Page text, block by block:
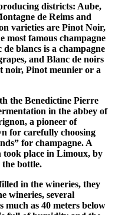
districts: Aube,
de Reims and
varieties are Pinot Noir,
famous champagne
blancs is a champagne
and Blanc de noirs
noir, Pinot meunier or a
the Benedictine Pierre
in the abbey of
a pioneer of
for carefully choosing
for champagne. A
place in Limoux, by
bottle.
in the wineries, they
wineries, several
much as 40 meters below